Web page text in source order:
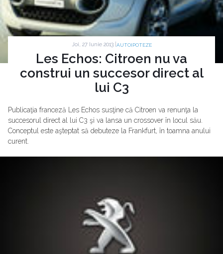
Joi, 27 Iunie 2013 | AUTOIPOTEZE
Les Echos: Citroen nu va
construi un succesor direct al
lui C3
Publicaţia franceză Les Echos susţine că Citroen va renunţa la
succesorul direct al lui C3 şi va lansa un crossover în locul său.
Conceptul este aşteptat să debuteze la Frankfurt, în toamna anului
curent.